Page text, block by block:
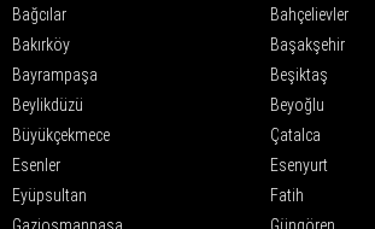
Bağcılar
Bahçelievler
Bakırköy
Başakşehir
Bayrampaşa
Beşiktaş
Beylikdüzü
Beyoğlu
Büyükçekmece
Çatalca
Esenler
Esenyurt
Eyüpsultan
Fatih